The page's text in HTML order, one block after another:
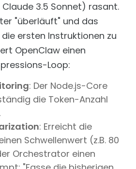
Claude 3.5 Sonnet) rasant.
"überläuft" und das
ersten Instruktionen zu
OpenClaw einen
Loop:
: Der Node.js-Core
die Token-Anzahl
: Erreicht die
Schwellenwert (z.B. 80
Orchestrator einen